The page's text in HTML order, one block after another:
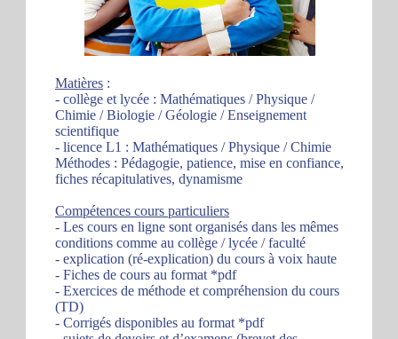
Matières :
- collège et lycée : Mathématiques / Physique /
Chimie / Biologie / Géologie / Enseignement
scientifique
- licence L1 : Mathématiques / Physique / Chimie
Méthodes : Pédagogie, patience, mise en confiance,
fiches récapitulatives, dynamisme
Compétences cours particuliers
- Les cours en ligne sont organisés dans les mêmes
conditions comme au collège / lycée / faculté
- explication (ré-explication) du cours à voix haute
- Fiches de cours au format *pdf
- Exercices de méthode et compréhension du cours
(TD)
- Corrigés disponibles au format *pdf